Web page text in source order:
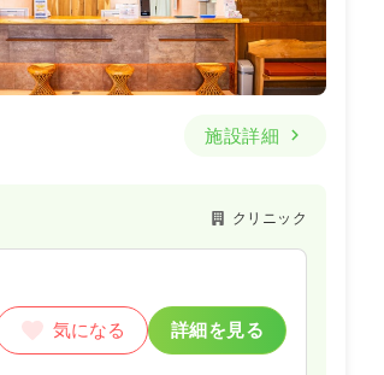
施設詳細
クリニック
気になる 詳細を見る